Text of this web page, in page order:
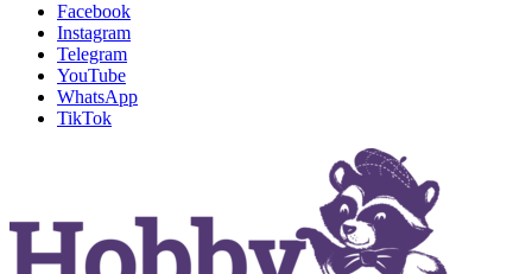
Facebook
Instagram
Telegram
YouTube
WhatsApp
TikTok